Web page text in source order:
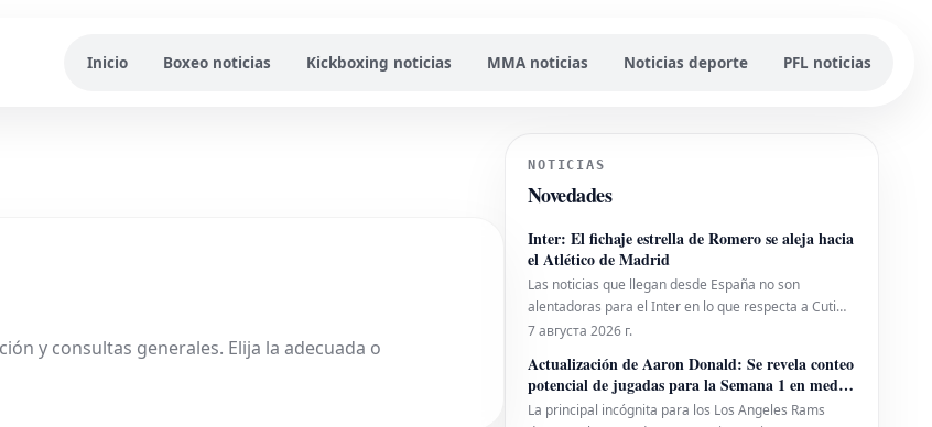
Inicio Boxeo noticias Kickboxing noticias MMA noticias Noticias deporte PFL noticias
y consultas generales. Elija la adecuada o
NOTICIAS
Novedades
Inter: El fichaje estrella de Romero se aleja hacia
el Atlético de Madrid
Las noticias que llegan desde España no son
alentadoras para el Inter en lo que respecta a Cuti
Romero. La posibilidad de que el defensor argentino
Atlético de Madrid emergiendo como el principal
candidato para hacerse con sus servicios. La di
7 августа 2026 г.
Actualización de Aaron Donald: Se revela conteo
potencial de jugadas para la Semana 1 en medio
de rumores de los Rams
La principal incógnita para los Los Angeles Rams